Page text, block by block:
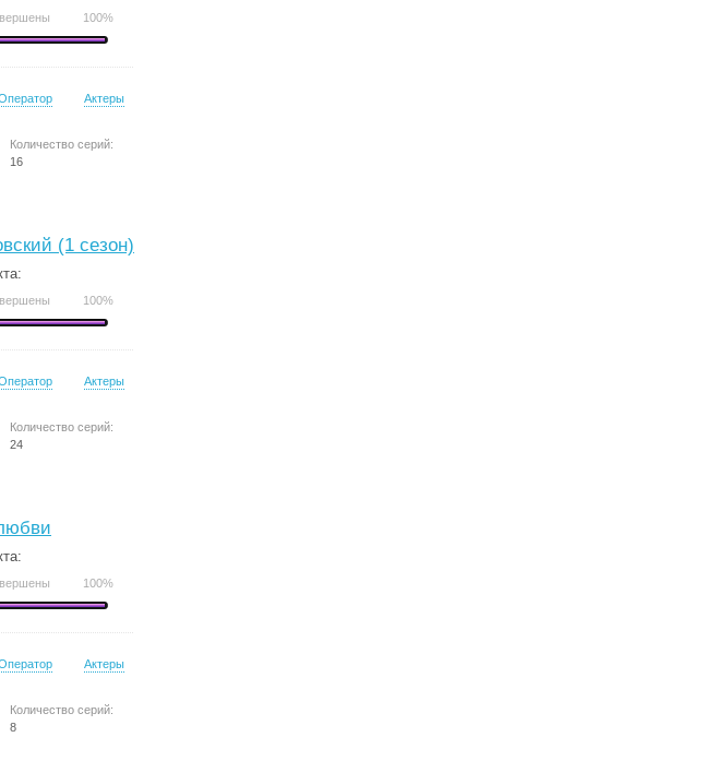
100%
Актеры
Количество серий:
16
(1 сезон)
100%
Актеры
Количество серий:
24
100%
Актеры
Количество серий:
8